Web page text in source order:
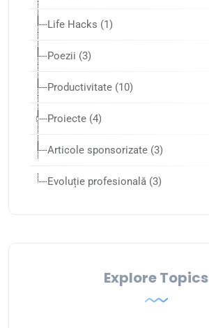
Life Hacks (1)
Poezii (3)
Productivitate (10)
Proiecte (4)
Articole sponsorizate (3)
Evoluție profesională (3)
Explore Topics